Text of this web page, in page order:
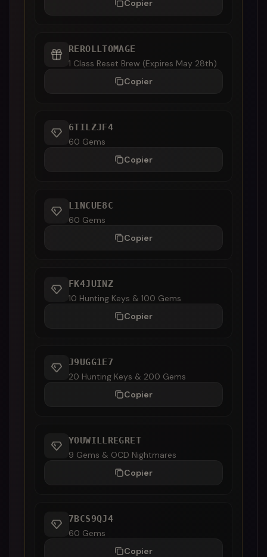
Copier
REROLLTOMAGE
1 Class Reset Brew (Expires May 28th)
Copier
6TILZJF4
60 Gems
Copier
L1NCUE8C
60 Gems
Copier
FK4JUINZ
10 Hunting Keys & 100 Gems
Copier
J9UGG1E7
20 Hunting Keys & 200 Gems
Copier
YOUWILLREGRET
9 Gems & OCD Nightmares
Copier
7BCS9QJ4
60 Gems
Copier